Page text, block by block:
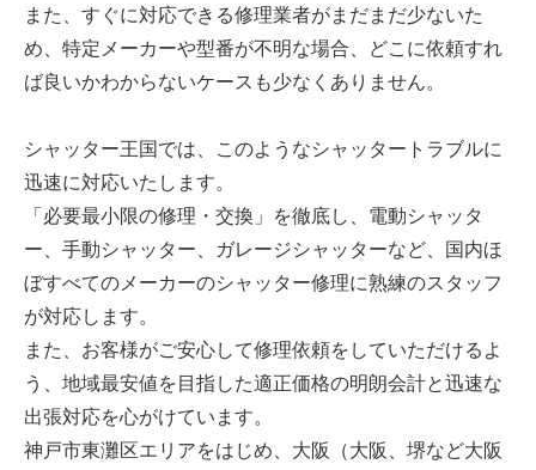
また、すぐに対応できる修理業者がまだまだ少ないた
め、特定メーカーや型番が不明な場合、どこに依頼すれ
ば良いかわからないケースも少なくありません。
シャッター王国では、このようなシャッタートラブルに
迅速に対応いたします。
「必要最小限の修理・交換」を徹底し、電動シャッタ
ー、手動シャッター、ガレージシャッターなど、国内ほ
ぼすべてのメーカーのシャッター修理に熟練のスタッフ
が対応します。
また、お客様がご安心して修理依頼をしていただけるよ
う、地域最安値を目指した適正価格の明朗会計と迅速な
出張対応を心がけています。
神戸市東灘区エリアをはじめ、大阪（大阪、堺など大阪